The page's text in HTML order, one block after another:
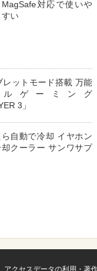
MagSafe対応で使いや
すい
レットモード搭載 万能
ゲーミング
3」
自動で冷却 イヤホン
クーラー サンワサプ
アクセスデータの利用・著